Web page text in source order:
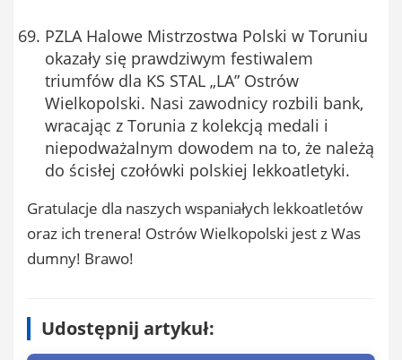
PZLA Halowe Mistrzostwa Polski w Toruniu
okazały się prawdziwym festiwalem
triumfów dla KS STAL „LA” Ostrów
Wielkopolski. Nasi zawodnicy rozbili bank,
wracając z Torunia z kolekcją medali i
niepodważalnym dowodem na to, że należą
do ścisłej czołówki polskiej lekkoatletyki.
Gratulacje dla naszych wspaniałych lekkoatletów
oraz ich trenera! Ostrów Wielkopolski jest z Was
dumny! Brawo!
Udostępnij artykuł: